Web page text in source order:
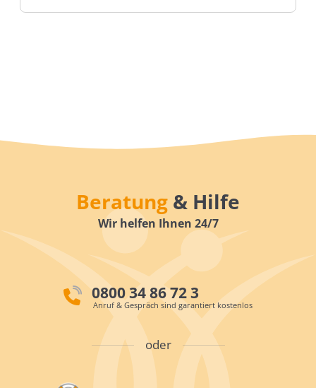
Beratung & Hilfe
Wir helfen Ihnen 24/7
0800 34 86 72 3
Anruf & Gespräch sind garantiert kostenlos
oder